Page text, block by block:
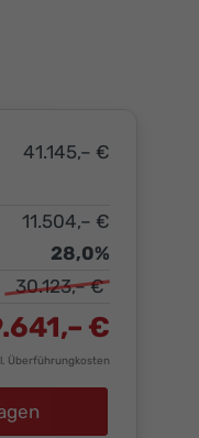
41.145,– €
11.504,– €
28,0%
30.123,– €
€
Überführungkosten